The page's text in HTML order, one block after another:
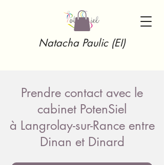
Natacha Paulic (EI)
Prendre contact avec le
cabinet PotenSiel
à Langrolay-sur-Rance entre
Dinan et Dinard